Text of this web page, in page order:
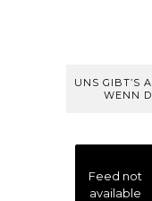
UNS GIBT’S
WENN
Feed not
available